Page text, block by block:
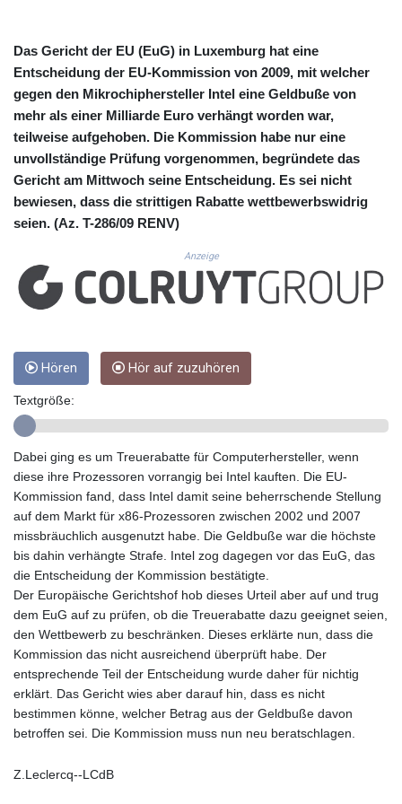
CVE 110.26363
CZK 24.258158
DJF 205.267449
DKK 7.477932
DOP 67.289164
DZD 152.967099
EGP 57.380687
ERN 17.342035
ETB 186.049588
GBP 0.858527
GEL 3.017966
GGP 0.8566
GMD 84.980421
GYD 241.157003
HKD 9.066767
HNL 30.895616
HRK 7.536622
HTG 150.718127
HUF 363.096405
IDR 20580.370421
ILS 3.468234
IMP 0.8566
INR 110.076256
IQD 1509.981237
IRR
1590322.371805
ISK 142.598215
JEP 0.8566
JMD 183.057725
JOD 0.819746
Das Gericht der EU (EuG) in Luxemburg hat eine
Entscheidung der EU-Kommission von 2009, mit welcher
gegen den Mikrochiphersteller Intel eine Geldbuße von
mehr als einer Milliarde Euro verhängt worden war,
teilweise aufgehoben. Die Kommission habe nur eine
unvollständige Prüfung vorgenommen, begründete das
Gericht am Mittwoch seine Entscheidung. Es sei nicht
bewiesen, dass die strittigen Rabatte wettbewerbswidrig
seien. (Az. T-286/09 RENV)
Anzeige
Hören Hör auf zuzuhören
Textgröße:
Dabei ging es um Treuerabatte für Computerhersteller, wenn
diese ihre Prozessoren vorrangig bei Intel kauften. Die EU-
Kommission fand, dass Intel damit seine beherrschende Stellung
auf dem Markt für x86-Prozessoren zwischen 2002 und 2007
missbräuchlich ausgenutzt habe. Die Geldbuße war die höchste
bis dahin verhängte Strafe. Intel zog dagegen vor das EuG, das
die Entscheidung der Kommission bestätigte.
Der Europäische Gerichtshof hob dieses Urteil aber auf und trug
dem EuG auf zu prüfen, ob die Treuerabatte dazu geeignet seien,
den Wettbewerb zu beschränken. Dieses erklärte nun, dass die
Kommission das nicht ausreichend überprüft habe. Der
entsprechende Teil der Entscheidung wurde daher für nichtig
erklärt. Das Gericht wies aber darauf hin, dass es nicht
bestimmen könne, welcher Betrag aus der Geldbuße davon
betroffen sei. Die Kommission muss nun neu beratschlagen.
Z.Leclercq--LCdB